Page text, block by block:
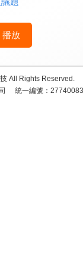
播放
All Rights Reserved.
統一編號：